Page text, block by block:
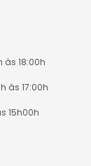
às 18:00h
às 17:00h
15h00h